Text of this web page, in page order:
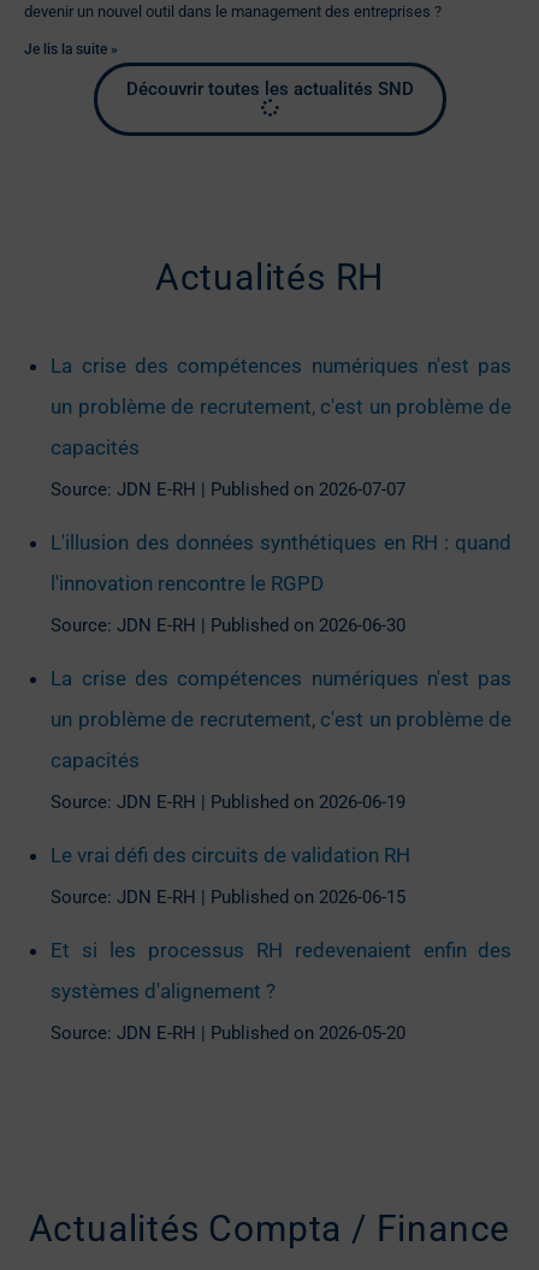
devenir un nouvel outil dans le management des entreprises ?
Je lis la suite »
Découvrir toutes les actualités SND
Actualités RH
La crise des compétences numériques n'est pas
un problème de recrutement, c'est un problème de
capacités
Source: JDN E-RH Published on 2026-07-07
L'illusion des données synthétiques en RH : quand
l'innovation rencontre le RGPD
Source: JDN E-RH Published on 2026-06-30
La crise des compétences numériques n'est pas
un problème de recrutement, c'est un problème de
capacités
Source: JDN E-RH Published on 2026-06-19
Le vrai défi des circuits de validation RH
Source: JDN E-RH Published on 2026-06-15
Et si les processus RH redevenaient enfin des
systèmes d'alignement ?
Source: JDN E-RH Published on 2026-05-20
Actualités Compta / Finance